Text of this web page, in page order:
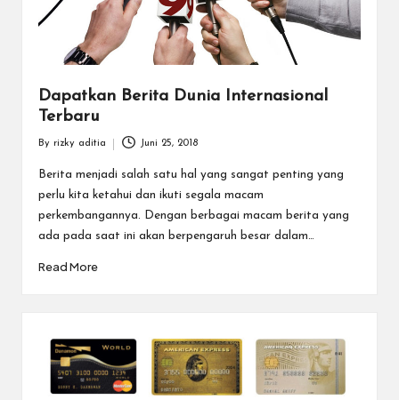
Dapatkan Berita Dunia Internasional
Terbaru
by
By rizky aditia Juni 25, 2018
Berita menjadi salah satu hal yang sangat penting yang
perlu kita ketahui dan ikuti segala macam
perkembangannya. Dengan berbagai macam berita yang
ada pada saat ini akan berpengaruh besar dalam…
Read More